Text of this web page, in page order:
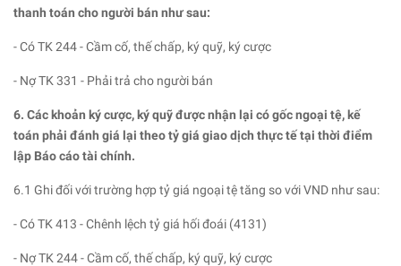
thanh toán cho người bán như sau:
- Có TK 244 - Cầm cố, thế chấp, ký quỹ, ký cược
- Nợ TK 331 - Phải trả cho người bán
6. Các khoản ký cược, ký quỹ được nhận lại có gốc ngoại tệ, kế
toán phải đánh giá lại theo tỷ giá giao dịch thực tế tại thời điểm
lập Báo cáo tài chính.
6.1 Ghi đối với trường hợp tỷ giá ngoại tệ tăng so với VND như sau:
- Có TK 413 - Chênh lệch tỷ giá hối đoái (4131)
- Nợ TK 244 - Cầm cố, thế chấp, ký quỹ, ký cược